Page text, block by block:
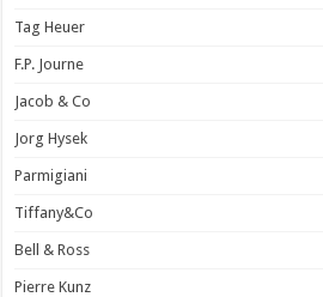
Tag Heuer
F.P. Journe
Jacob & Co
Jorg Hysek
Parmigiani
Tiffany&Co
Bell & Ross
Pierre Kunz